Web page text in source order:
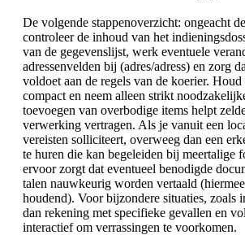
De volgende stappenoverzicht: ongeacht
controleer de inhoud van het
van de gegevenslijst, werk eventuele
adressenvelden bij (adres/adress) en zorg
voldoet aan de regels van de koerier. Houd
compact en neem alleen strikt
toevoegen van overbodige items helpt
verwerking vertragen. Als je vanuit een
vereisten solliciteert, overweeg dan een
te huren die kan begeleiden bij meertalige
ervoor zorgt dat eventueel benodigde
talen nauwkeurig worden vertaald
houdend). Voor bijzondere situaties, zoals
dan rekening met specifieke gevallen en
interactief om verrassingen te voorkomen.